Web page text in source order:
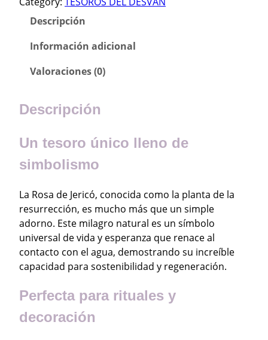
,
5
h
s
a
€
7
,
9
0
a
c
ó
a
n
i
d
a
d
Descripción
Información adicional
Valoraciones (0)
Descripción
Un tesoro único lleno de
simbolismo
La Rosa de Jericó, conocida como la planta de la
resurrección, es mucho más que un simple
adorno. Este milagro natural es un símbolo
universal de vida y esperanza que renace al
contacto con el agua, demostrando su increíble
capacidad para sostenibilidad y regeneración.
Perfecta para rituales y
decoración